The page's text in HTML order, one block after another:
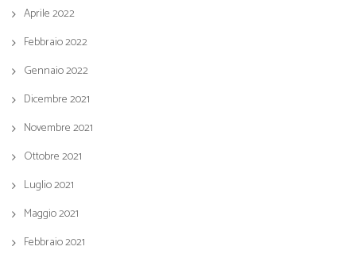
Aprile 2022
Febbraio 2022
Gennaio 2022
Dicembre 2021
Novembre 2021
Ottobre 2021
Luglio 2021
Maggio 2021
Febbraio 2021